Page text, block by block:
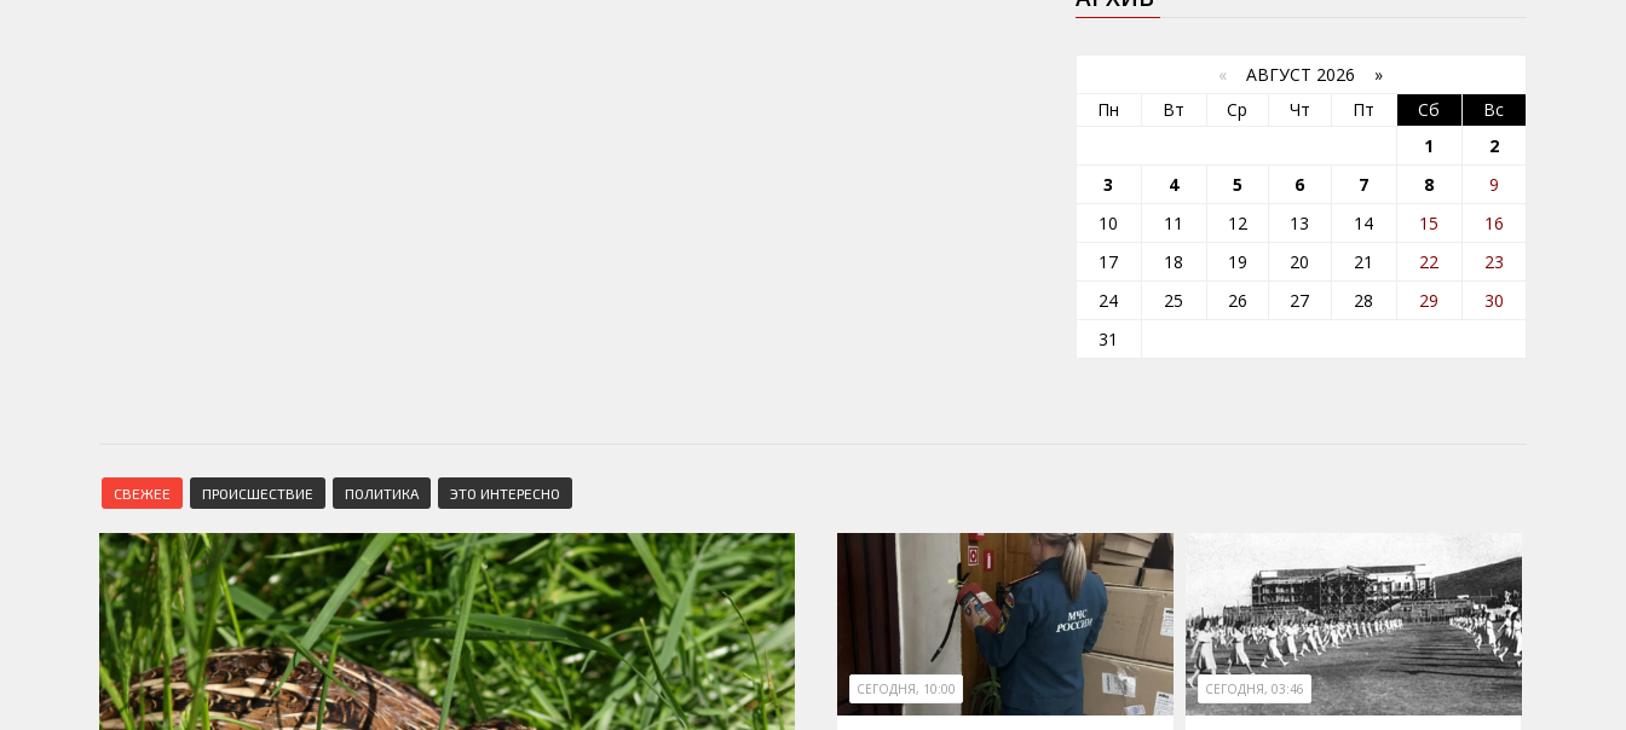
« АВГУСТ 2026 »
Пн
Вт Ср Чт Пт Сб
Вс
1
2
3
4 5 6 7 8
9
10
11 12 13 14 15
16
17
18 19 20 21 22
23
24
25 26 27 28 29
30
31
СВЕЖЕЕ ПРОИСШЕСТВИЕ ПОЛИТИКА ЭТО ИНТЕРЕСНО
СЕГОДНЯ, 10:00 СЕГОДНЯ, 03:46